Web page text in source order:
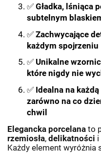
✅ Gładka, lśniąca
subtelnym
✅ Zachwycające
każdym spojrzeniu
✅ Unikalne
które nigdy nie
✅ Idealna na
zarówno na co
chwil
Elegancka porcelana to
rzemiosła, delikatności i
Każdy element wyróżnia